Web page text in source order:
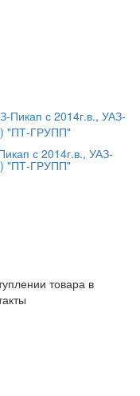
с 2014г.в., УАЗ-
"ПТ-ГРУПП"
товара в